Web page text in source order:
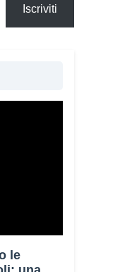
Iscriviti
le